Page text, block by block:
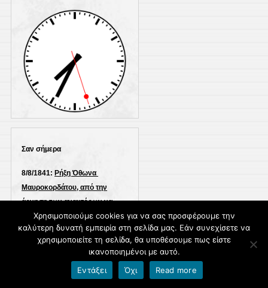
Σαν σήμερα
8/8/1841:Ρήξη Όθωνα 
Μαυροκορδάτου, από την
άρνηση των ανακτόρων να
προχωρήσουν οι
μεταρρυθμίσεις στην Ελλάδα.
Σχετικές αναρτήσεις
Χρησιμοποιούμε cookies για να σας προσφέρουμε την
καλύτερη δυνατή εμπειρία στη σελίδα μας. Εάν συνεχίσετε να
χρησιμοποιείτε τη σελίδα, θα υποθέσουμε πως είστε
ικανοποιημένοι με αυτό.
Εντάξει
Όχι Read more